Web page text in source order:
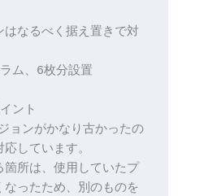
はなるべく据え置きで対
ム、6枚分設置
ント
ョンがかなり古かったの
しています。
所は、使用していたプ
なったため、別のものを